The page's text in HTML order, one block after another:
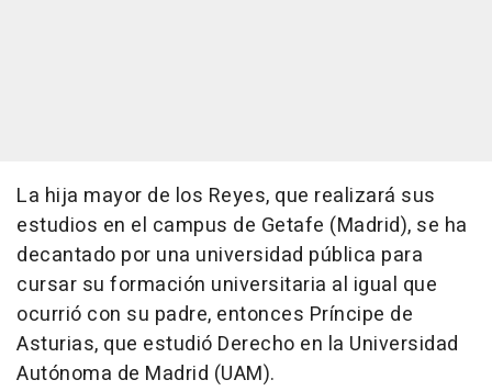
La hija mayor de los Reyes, que realizará sus
estudios en el campus de Getafe (Madrid), se ha
decantado por una universidad pública para
cursar su formación universitaria al igual que
ocurrió con su padre, entonces Príncipe de
Asturias, que estudió Derecho en la Universidad
Autónoma de Madrid (UAM).